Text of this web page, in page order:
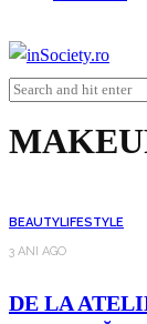
BEAUTYLIFESTYLE
3 ANI AGO
DE LA